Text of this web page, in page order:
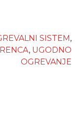
SISTEM,
, UGODNO
OGREVANJE